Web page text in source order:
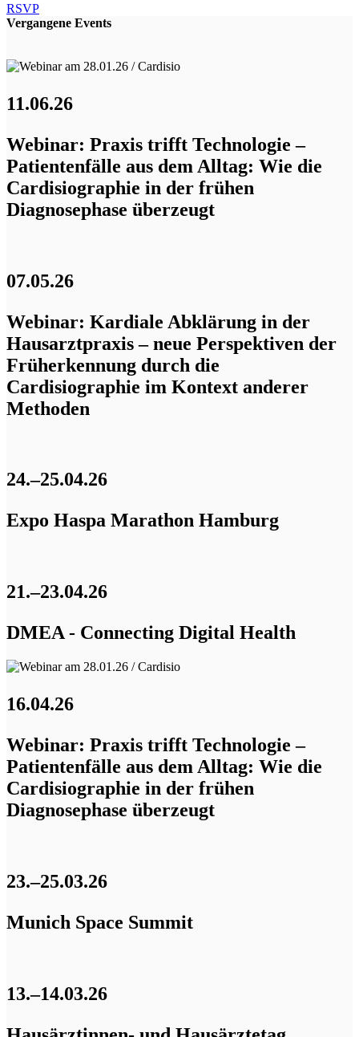
RSVP
Vergangene Events
11.06.26
Webinar: Praxis trifft Technologie –
Patientenfälle aus dem Alltag: Wie die
Cardisiographie in der frühen
Diagnosephase überzeugt
07.05.26
Webinar: Kardiale Abklärung in der
Hausarztpraxis – neue Perspektiven der
Früherkennung durch die
Cardisiographie im Kontext anderer
Methoden
24.–25.04.26
Expo Haspa Marathon Hamburg
21.–23.04.26
DMEA - Connecting Digital Health
16.04.26
Webinar: Praxis trifft Technologie –
Patientenfälle aus dem Alltag: Wie die
Cardisiographie in der frühen
Diagnosephase überzeugt
23.–25.03.26
Munich Space Summit
13.–14.03.26